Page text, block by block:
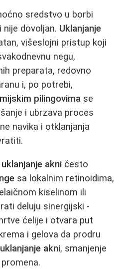
sredstvo u borbi
dovoljan. Uklanjanje
višeslojni pristup koji
negu,
preparata, redovno
i, po potrebi,
pilingovima se
i ubrzava proces
navika i otklanjanja
uklanjanje akni često
sa lokalnim retinoidima,
kiselinom ili
deluju sinergijski -
ćelije i otvara put
i gelova da prodru
uklanjanje akni, smanjenje